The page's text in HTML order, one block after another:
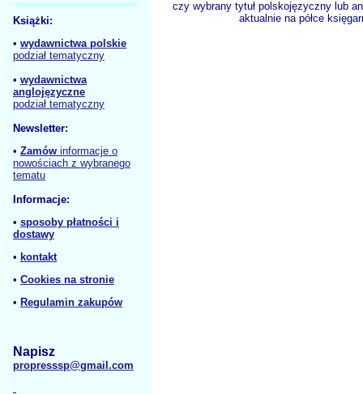
Książki:
• wydawnictwa polskie
podział tematyczny
• wydawnictwa
anglojęzyczne
podział tematyczny
Newsletter:
• Zamów informacje o
nowościach z wybranego
tematu
Informacje:
• sposoby płatności i
dostawy
• kontakt
• Cookies na stronie
• Regulamin zakupów
Napisz
propresssp@gmail.com
czy wybrany tytuł polskojęzyczny lub
aktualnie na półce